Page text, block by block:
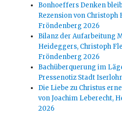
Bonhoeffers Denken
Rezension von Christoph
Fröndenberg 2026
Bilanz der Aufarbeitung
Heideggers, Christoph
Fröndenberg 2026
Bachüberquerung im
Pressenotiz Stadt
Die Liebe zu Christus
von Joachim Leberecht,
2026